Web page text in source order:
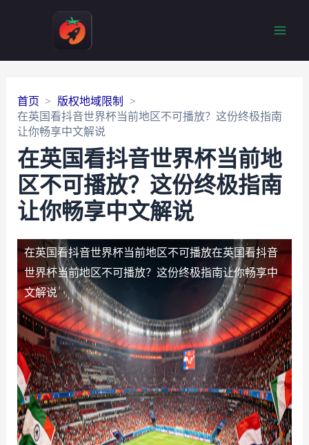
首页
版权地域限制
在英国看抖音世界杯当前地区不可播放？这份终极指南
让你畅享中文解说
在英国看抖音世界杯当前地
区不可播放？这份终极指南
让你畅享中文解说
在英国看抖音世界杯当前地区不可播放在英国看抖音
世界杯当前地区不可播放？这份终极指南让你畅享中
文解说